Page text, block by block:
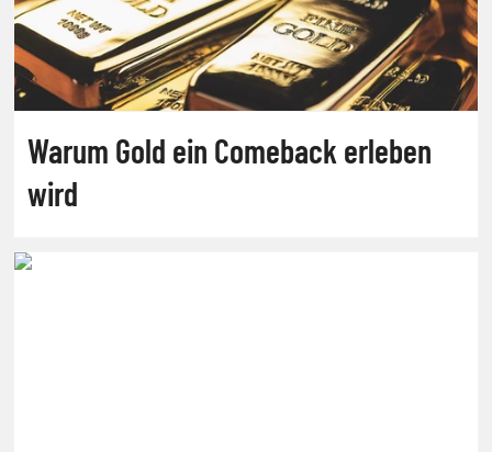
Warum Gold ein Comeback erleben
wird